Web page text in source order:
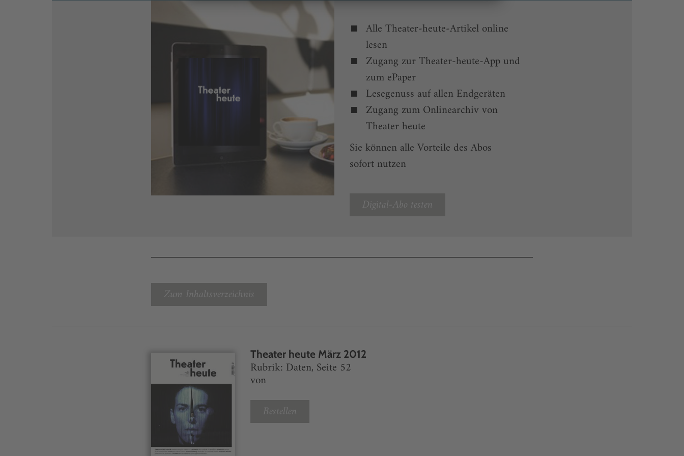
Alle Theater-heute-Artikel online
lesen
Zugang zur Theater-heute-App und
zum ePaper
Lesegenuss auf allen Endgeräten
Zugang zum Onlinearchiv von
Theater heute
Sie können alle Vorteile des Abos
sofort nutzen
Digital-Abo testen
Zum Inhaltsverzeichnis
Theater heute März 2012
Rubrik: Daten, Seite 52
von
Bestellen